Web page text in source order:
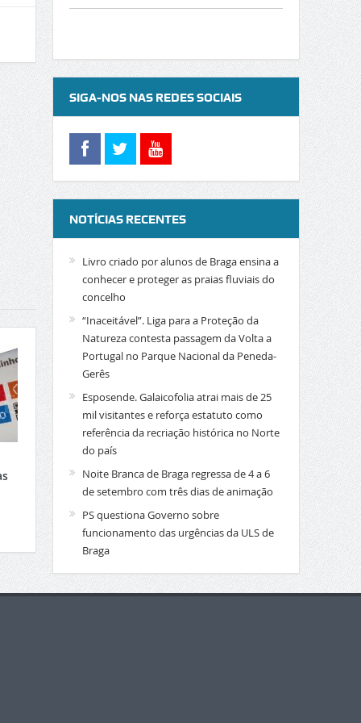
SIGA-NOS NAS REDES SOCIAIS
NOTÍCIAS RECENTES
Livro criado por alunos de Braga ensina a
conhecer e proteger as praias fluviais do
concelho
“Inaceitável”. Liga para a Proteção da
Natureza contesta passagem da Volta a
Portugal no Parque Nacional da Peneda-
Gerês
Esposende. Galaicofolia atrai mais de 25
mil visitantes e reforça estatuto como
referência da recriação histórica no Norte
do país
Noite Branca de Braga regressa de 4 a 6
de setembro com três dias de animação
PS questiona Governo sobre
funcionamento das urgências da ULS de
Braga